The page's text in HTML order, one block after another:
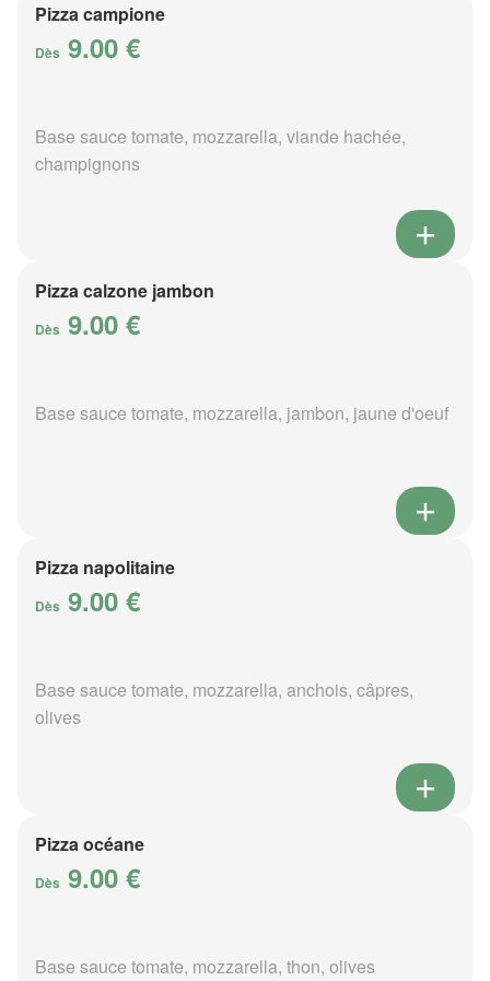
Pizza campione
Dès 9.00 €
Base sauce tomate, mozzarella, viande hachée,
champignons
Pizza calzone jambon
Dès 9.00 €
Base sauce tomate, mozzarella, jambon, jaune d'oeuf
Pizza napolitaine
Dès 9.00 €
Base sauce tomate, mozzarella, anchois, câpres,
olives
Pizza océane
Dès 9.00 €
Base sauce tomate, mozzarella, thon, olives